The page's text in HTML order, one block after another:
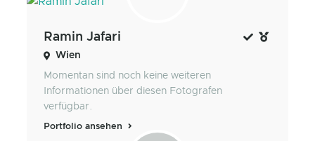
Ramin Jafari
Wien
Momentan sind noch keine weiteren
Informationen über diesen Fotografen
verfügbar.
Portfolio ansehen